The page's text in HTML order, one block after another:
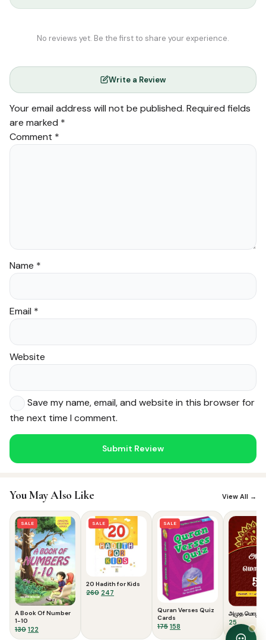
No reviews yet. Be the first to share your experience.
Write a Review
Your email address will not be published. Required fields
are marked *
Comment *
Name *
Email *
Website
Save my name, email, and website in this browser for
the next time I comment.
You May Also Like View All →
SALE
A Book Of Number
1-10
130 Original
price
122
price
SALE
20 Hadith for Kids
260 Original
247
SALE
Quran Verses Quiz
Cards
175 Original
158
அமுத
25